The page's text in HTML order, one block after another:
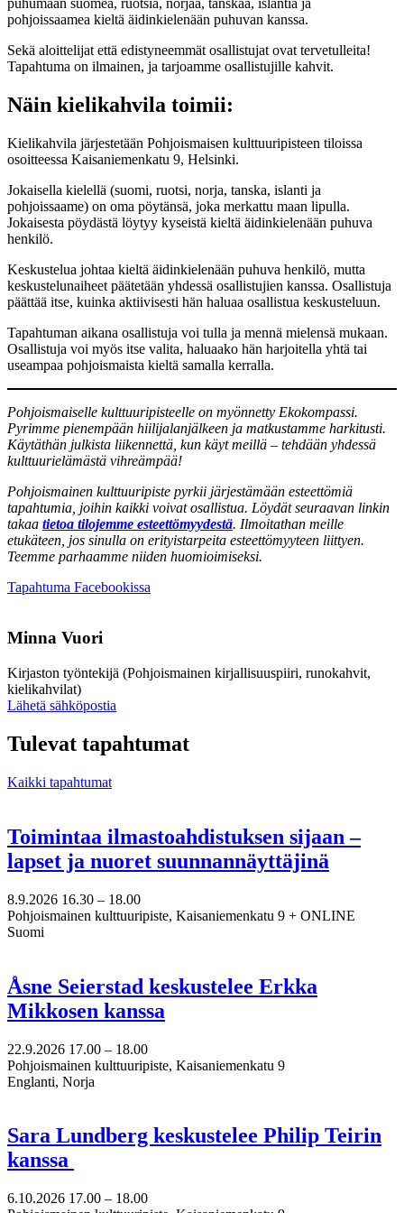
pohjoissaamea kieltä äidinkielenään puhuvan kanssa.
Sekä aloittelijat että edistyneemmät osallistujat ovat tervetulleita!
Tapahtuma on ilmainen, ja tarjoamme osallistujille kahvit.
Näin kielikahvila toimii:
Kielikahvila järjestetään Pohjoismaisen kulttuuripisteen tiloissa
osoitteessa Kaisaniemenkatu 9, Helsinki.
Jokaisella kielellä (suomi, ruotsi, norja, tanska, islanti ja
pohjoissaame) on oma pöytänsä, joka merkattu maan lipulla.
Jokaisesta pöydästä löytyy kyseistä kieltä äidinkielenään puhuva
henkilö.
Keskustelua johtaa kieltä äidinkielenään puhuva henkilö, mutta
keskustelunaiheet päätetään yhdessä osallistujien kanssa. Osallistuja
päättää itse, kuinka aktiivisesti hän haluaa osallistua keskusteluun.
Tapahtuman aikana osallistuja voi tulla ja mennä mielensä mukaan.
Osallistuja voi myös itse valita, haluaako hän harjoitella yhtä tai
useampaa pohjoismaista kieltä samalla kerralla.
Pohjoismaiselle kulttuuripisteelle on myönnetty Ekokompassi.
Pyrimme pienempään hiilijalanjälkeen ja matkustamme harkitusti.
Käytäthän julkista liikennettä, kun käyt meillä – tehdään yhdessä
kulttuurielämästä vihreämpää!
Pohjoismainen kulttuuripiste pyrkii järjestämään esteettömiä
tapahtumia, joihin kaikki voivat osallistua. Löydät seuraavan linkin
takaa tietoa tilojemme esteettömyydestä. Ilmoitathan meille
etukäteen, jos sinulla on erityistarpeita esteettömyyteen liittyen.
Teemme parhaamme niiden huomioimiseksi.
Tapahtuma Facebookissa
Minna Vuori
Kirjaston työntekijä (Pohjoismainen kirjallisuuspiiri, runokahvit,
kielikahvilat)
Lähetä sähköpostia
till
minna.vuori@nkk.org
Tulevat tapahtumat
Kaikki tapahtumat
Toimintaa ilmastoahdistuksen sijaan –
lapset ja nuoret suunnannäyttäjinä
8.9.2026 16.30 – 18.00
Pohjoismainen kulttuuripiste, Kaisaniemenkatu 9 + ONLINE
Suomi
Åsne Seierstad keskustelee Erkka
Mikkosen kanssa
22.9.2026 17.00 – 18.00
Pohjoismainen kulttuuripiste, Kaisaniemenkatu 9
Englanti, Norja
Sara Lundberg keskustelee Philip Teirin
kanssa
6.10.2026 17.00 – 18.00